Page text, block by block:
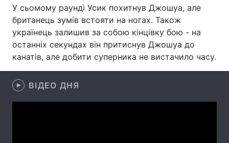
Зброя Інциденти
Здоров'я Туризм
Цікавинки Погода
Екологія Регіони
У сьомому раунді Усик похитнув Джошуа, але
британець зумів встояти на ногах. Також
українець залишив за собою кінцівку бою - на
останніх секундах він притиснув Джошуа до
канатів, але добити суперника не вистачило часу.
ВІДЕО ДНЯ